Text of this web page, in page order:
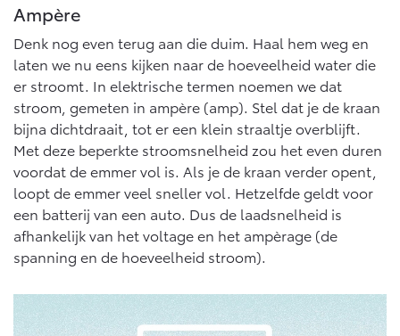
OOK ALS BATTERIJ-
Vanaf € 46.301,- Vanaf € 56.570,-
Land Cruiser (excl. BTW)
Ampère
Denk nog even terug aan die duim. Haal hem weg en
laten we nu eens kijken naar de hoeveelheid water die
er stroomt. In elektrische termen noemen we dat
stroom, gemeten in ampère (amp). Stel dat je de kraan
bijna dichtdraait, tot er een klein straaltje overblijft.
Met deze beperkte stroomsnelheid zou het even duren
voordat de emmer vol is. Als je de kraan verder opent,
loopt de emmer veel sneller vol. Hetzelfde geldt voor
een batterij van een auto. Dus de laadsnelheid is
afhankelijk van het voltage en het ampèrage (de
spanning en de hoeveelheid stroom).